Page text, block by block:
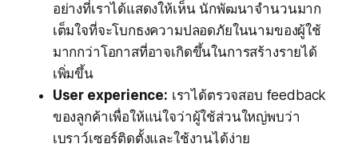
อย่างที่เราได้แสดงให้เห็น นักพัฒนาจำนวนมาก
เต็มใจที่จะโบกธงความปลอดภัยในนามของผู้ใช้
มากกว่าโอกาสที่อาจเกิดขึ้นในการสร้างรายได้
เพิ่มขึ้น
User experience: เราได้ตรวจสอบ feedback
ของลูกค้าเพื่อให้แน่ใจว่าผู้ใช้ส่วนใหญ่พบว่า
เบราว์เซอร์ติดตั้งและใช้งานได้ง่าย